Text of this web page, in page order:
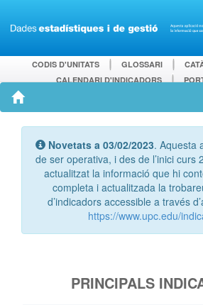
CODIS D'UNITATS GLOSSARI
CALENDARI D'INDICADORS
Novetats a 03/02/2023. Aquesta
de ser operativa, i des de l’inici curs
actualitzat la informació que hi
completa i actualitzada la
d’indicadors accessible a través
https://www.upc.edu/
PRINCIPALS